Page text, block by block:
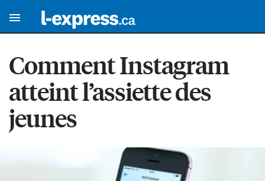
Comment Instagram
atteint l’assiette des
jeunes